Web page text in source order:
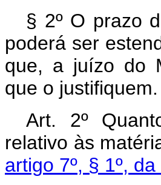
§ 2º O prazo
poderá ser
que, a juízo do
que o justifiquem.
Art. 2º
relativo às
artigo 7º, § 1º,